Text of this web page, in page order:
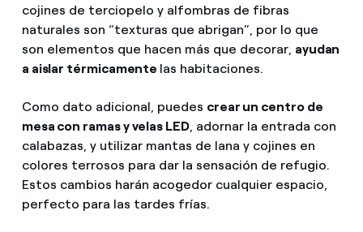
cojines de terciopelo y alfombras de fibras
naturales son “texturas que abrigan”, por lo que
son elementos que hacen más que decorar, ayudan
a aislar térmicamente las habitaciones.
Como dato adicional, puedes crear un centro de
mesa con ramas y velas LED, adornar la entrada con
calabazas, y utilizar mantas de lana y cojines en
colores terrosos para dar la sensación de refugio.
Estos cambios harán acogedor cualquier espacio,
perfecto para las tardes frías.